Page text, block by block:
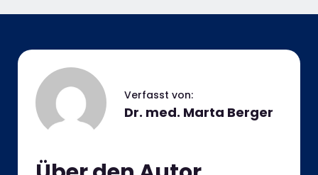
Dr. med. Marta Berger